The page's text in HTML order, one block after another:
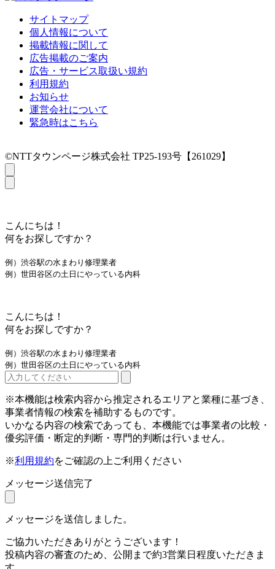
サイトマップ
個人情報について
掲載情報に関して
広告掲載のご案内
広告・サービス取扱い規約
利用規約
お知らせ
運営会社について
緊急時はこちら
©NTTタウンページ株式会社 TP25-193号【261029】
こんにちは！
何をお探しですか？
例）渋谷駅の水まわり修理業者
例）世田谷区の土日にやっている内科
こんにちは！
何をお探しですか？
例）渋谷駅の水まわり修理業者
例）世田谷区の土日にやっている内科
※本機能は検索内容から推定されるエリアと業種に基づき、
事業者情報の検索を補助するものです。
いかなる内容の検索であっても、本機能では事業者の比較・
優劣評価・断定的判断・専門的判断は行いません。
※利用規約をご確認の上ご利用ください
メッセージ送信完了
メッセージを送信しました。
ご協力いただきありがとうございます！
投稿内容の審査のため、公開まで約3営業日程度いただきま